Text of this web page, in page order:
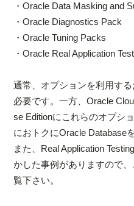
・Oracle Data Masking and
・Oracle Diagnostics Pack
・Oracle Tuning Packs
・Oracle Real Application
通常、オプションを利用す
必要です。一方、Oracle
se Editionにこれらのオプシ
におトクにOracle Database
また、Real Application
かした事例がありますので
覧下さい。